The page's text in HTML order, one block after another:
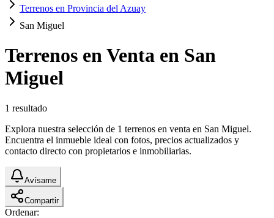
Terrenos en Provincia del Azuay
San Miguel
Terrenos en Venta en San
Miguel
1 resultado
Explora nuestra selección de 1 terrenos en venta en San Miguel.
Encuentra el inmueble ideal con fotos, precios actualizados y
contacto directo con propietarios e inmobiliarias.
Avísame
Compartir
Ordenar: